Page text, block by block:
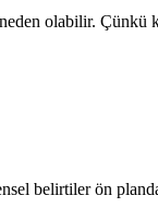
olabilir. Çünkü
belirtiler ön